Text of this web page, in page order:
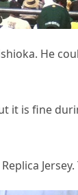
He
it is fine